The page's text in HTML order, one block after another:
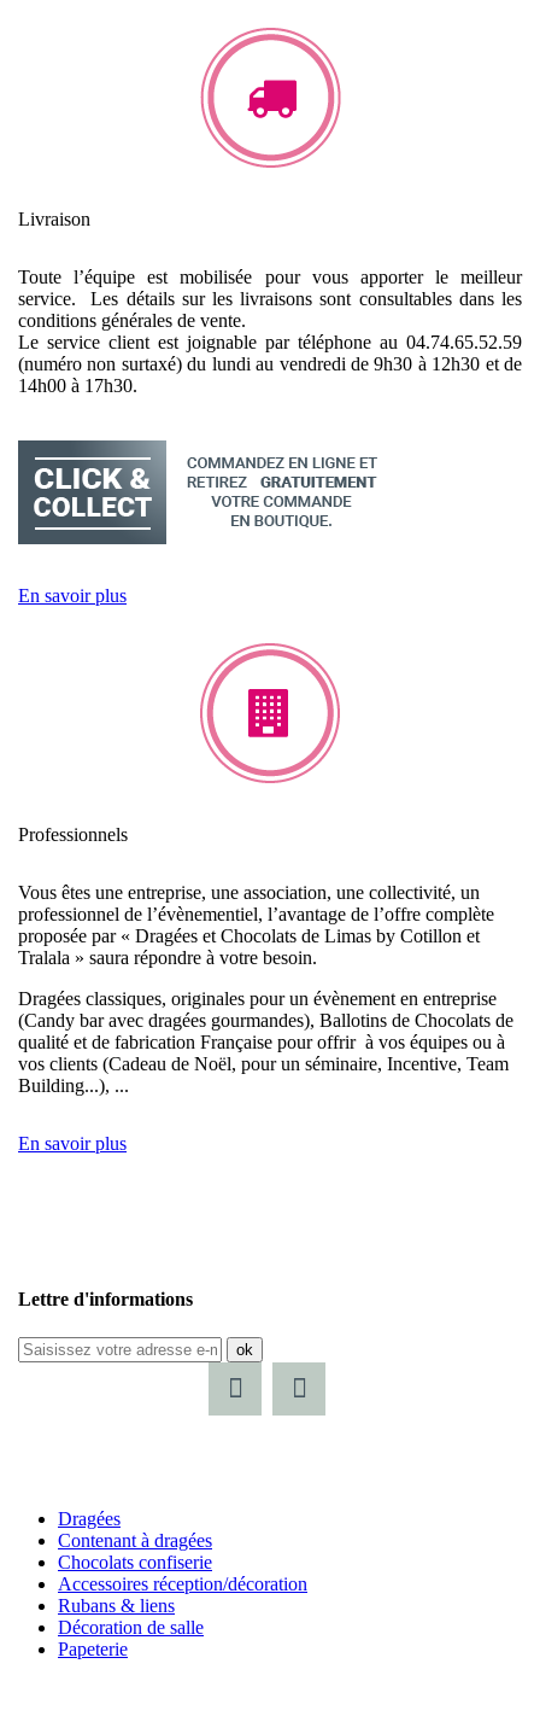
Livraison
Toute l’équipe est mobilisée pour vous apporter le meilleur
service. Les détails sur les livraisons sont consultables dans les
conditions générales de vente.
Le service client est joignable par téléphone au 04.74.65.52.59
(numéro non surtaxé) du lundi au vendredi de 9h30 à 12h30 et de
14h00 à 17h30.
En savoir plus
Professionnels
Vous êtes une entreprise, une association, une collectivité, un
professionnel de l’évènementiel, l’avantage de l’offre complète
proposée par « Dragées et Chocolats de Limas by Cotillon et
Tralala » saura répondre à votre besoin.
Dragées classiques, originales pour un évènement en entreprise
(Candy bar avec dragées gourmandes), Ballotins de Chocolats de
qualité et de fabrication Française pour offrir à vos équipes ou à
vos clients (Cadeau de Noël, pour un séminaire, Incentive, Team
Building...), ...
En savoir plus
Lettre d'informations
ok
Dragées
Contenant à dragées
Chocolats confiserie
Accessoires réception/décoration
Rubans & liens
Décoration de salle
Papeterie